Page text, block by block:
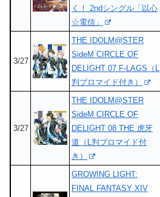
く！ 2ndシングル「以心
☆電信」
3/27
THE IDOLM@STER
SideM CIRCLE OF
DELIGHT 07 F-LAGS（L
判ブロマイド付き）
3/27
THE IDOLM@STER
SideM CIRCLE OF
DELIGHT 08 THE 虎牙
道（L判ブロマイド付
き）
GROWING LIGHT:
FINAL FANTASY XIV